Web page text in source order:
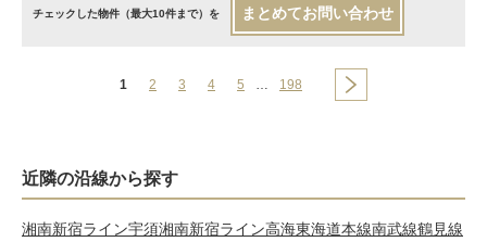
チェックした物件（最大10件まで）を まとめてお問い合わせ
1 2 3 4 5 … 198
近隣の沿線から探す
湘南新宿ライン宇須湘南新宿ライン高海東海道本線南武線鶴見線